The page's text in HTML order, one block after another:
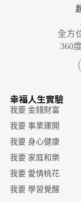
全方
360
幸福人生實驗
我要 金錢財富
我要 事業運開
我要 身心健康
我要 家庭和樂
我要 愛情桃花
我要 學習覺醒